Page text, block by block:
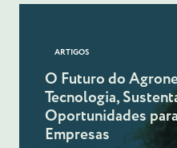
ARTIGOS
O Futuro do
Tecnologia,
Oportunidades
Empresas